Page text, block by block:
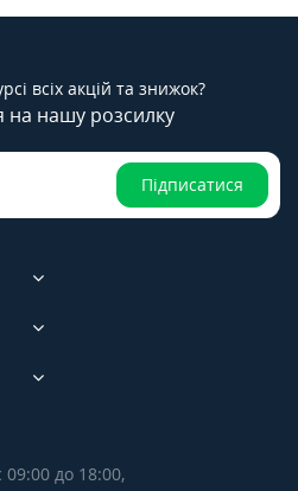
всіх акцій та знижок?
на нашу розсилку
Підписатися
до 18:00,